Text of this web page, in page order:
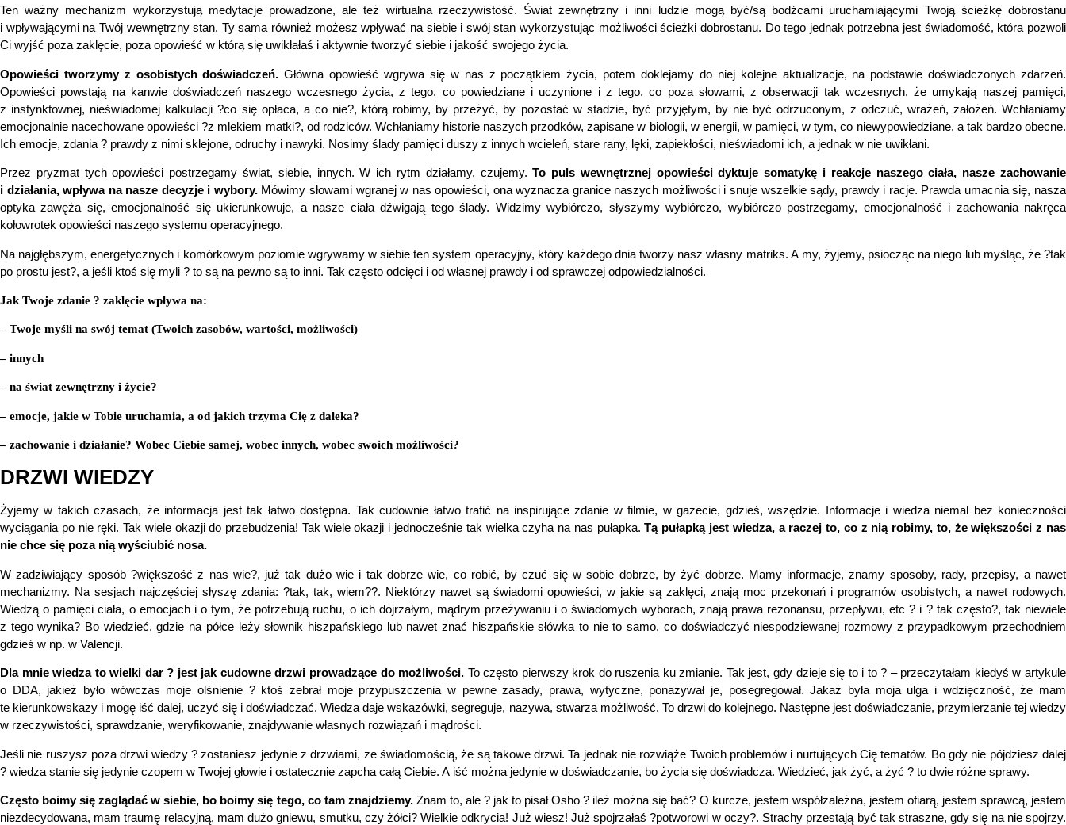
Ten ważny mechanizm wykorzystują medytacje prowadzone, ale też wirtualna rzeczywistość. Świat zewnętrzny i inni ludzie mogą być/są bodźcami uruchamiającymi Twoją ścieżkę dobrostanu
i wpływającymi na Twój wewnętrzny stan. Ty sama również możesz wpływać na siebie i swój stan wykorzystując możliwości ścieżki dobrostanu. Do tego jednak potrzebna jest świadomość, która pozwoli
Ci wyjść poza zaklęcie, poza opowieść w którą się uwikłałaś i aktywnie tworzyć siebie i jakość swojego życia.
Opowieści tworzymy z osobistych doświadczeń. Główna opowieść wgrywa się w nas z początkiem życia, potem doklejamy do niej kolejne aktualizacje, na podstawie doświadczonych zdarzeń.
Opowieści powstają na kanwie doświadczeń naszego wczesnego życia, z tego, co powiedziane i uczynione i z tego, co poza słowami, z obserwacji tak wczesnych, że umykają naszej pamięci,
z instynktownej, nieświadomej kalkulacji ?co się opłaca, a co nie?, którą robimy, by przeżyć, by pozostać w stadzie, być przyjętym, by nie być odrzuconym, z odczuć, wrażeń, założeń. Wchłaniamy
emocjonalnie nacechowane opowieści ?z mlekiem matki?, od rodziców. Wchłaniamy historie naszych przodków, zapisane w biologii, w energii, w pamięci, w tym, co niewypowiedziane, a tak bardzo obecne.
Ich emocje, zdania ? prawdy z nimi sklejone, odruchy i nawyki. Nosimy ślady pamięci duszy z innych wcieleń, stare rany, lęki, zapiekłości, nieświadomi ich, a jednak w nie uwikłani.
Przez pryzmat tych opowieści postrzegamy świat, siebie, innych. W ich rytm działamy, czujemy.To puls wewnętrznej opowieści dyktuje somatykę i reakcje naszego ciała, nasze zachowanie
i działania, wpływa na nasze decyzje i wybory.Mówimy słowami wgranej w nas opowieści, ona wyznacza granice naszych możliwości i snuje wszelkie sądy, prawdy i racje. Prawda umacnia się, nasza
optyka zawęża się, emocjonalność się ukierunkowuje, a nasze ciała dźwigają tego ślady. Widzimy wybiórczo, słyszymy wybiórczo, wybiórczo postrzegamy, emocjonalność i zachowania nakręca
kołowrotek opowieści naszego systemu operacyjnego.
Na najgłębszym, energetycznych i komórkowym poziomie wgrywamy w siebie ten system operacyjny, który każdego dnia tworzy nasz własny matriks. A my, żyjemy, psiocząc na niego lub myśląc, że ?tak
po prostu jest?, a jeśli ktoś się myli ? to są na pewno są to inni. Tak często odcięci i od własnej prawdy i od sprawczej odpowiedzialności.
Jak Twoje zdanie ? zaklęcie wpływa na:
– Twoje myśli na swój temat (Twoich zasobów, wartości, możliwości)
– innych
– na świat zewnętrzny i życie?
– emocje, jakie w Tobie uruchamia, a od jakich trzyma Cię z daleka?
– zachowanie i działanie? Wobec Ciebie samej, wobec innych, wobec swoich możliwości?
DRZWI WIEDZY
Żyjemy w takich czasach, że informacja jest tak łatwo dostępna. Tak cudownie łatwo trafić na inspirujące zdanie w filmie, w gazecie, gdzieś, wszędzie. Informacje i wiedza niemal bez konieczności
wyciągania po nie ręki. Tak wiele okazji do przebudzenia! Tak wiele okazji i jednocześnie tak wielka czyha na nas pułapka.Tą pułapką jest wiedza, a raczej to, co z nią robimy, to, że większości z nas
nie chce się poza nią wyściubić nosa.
W zadziwiający sposób ?większość z nas wie?, już tak dużo wie i tak dobrze wie, co robić, by czuć się w sobie dobrze, by żyć dobrze. Mamy informacje, znamy sposoby, rady, przepisy, a nawet
mechanizmy. Na sesjach najczęściej słyszę zdania: ?tak, tak, wiem??. Niektórzy nawet są świadomi opowieści, w jakie są zaklęci, znają moc przekonań i programów osobistych, a nawet rodowych.
Wiedzą o pamięci ciała, o emocjach i o tym, że potrzebują ruchu, o ich dojrzałym, mądrym przeżywaniu i o świadomych wyborach, znają prawa rezonansu, przepływu, etc ? i ? tak często?, tak niewiele
z tego wynika? Bo wiedzieć, gdzie na półce leży słownik hiszpańskiego lub nawet znać hiszpańskie słówka to nie to samo, co doświadczyć niespodziewanej rozmowy z przypadkowym przechodniem
gdzieś w np. w Valencji.
Dla mnie wiedza to wielki dar ? jest jak cudowne drzwi prowadzące do możliwości. To często pierwszy krok do ruszenia ku zmianie. Tak jest, gdy dzieje się to i to ? – przeczytałam kiedyś w artykule
o DDA, jakież było wówczas moje olśnienie ? ktoś zebrał moje przypuszczenia w pewne zasady, prawa, wytyczne, ponazywał je, posegregował. Jakaż była moja ulga i wdzięczność, że mam
te kierunkowskazy i mogę iść dalej, uczyć się i doświadczać. Wiedza daje wskazówki, segreguje, nazywa, stwarza możliwość. To drzwi do kolejnego. Następne jest doświadczanie, przymierzanie tej wiedzy
w rzeczywistości, sprawdzanie, weryfikowanie, znajdywanie własnych rozwiązań i mądrości.
Jeśli nie ruszysz poza drzwi wiedzy ? zostaniesz jedynie z drzwiami, ze świadomością, że są takowe drzwi. Ta jednak nie rozwiąże Twoich problemów i nurtujących Cię tematów. Bo gdy nie pójdziesz dalej
? wiedza stanie się jedynie czopem w Twojej głowie i ostatecznie zapcha całą Ciebie. A iść można jedynie w doświadczanie, bo życia się doświadcza. Wiedzieć, jak żyć, a żyć ? to dwie różne sprawy.
Często boimy się zaglądać w siebie, bo boimy się tego, co tam znajdziemy.Znam to, ale ? jak to pisał Osho ? ileż można się bać? O kurcze, jestem współzależna, jestem ofiarą, jestem sprawcą, jestem
niezdecydowana, mam traumę relacyjną, mam dużo gniewu, smutku, czy żółci? Wielkie odkrycia! Już wiesz! Już spojrzałaś ?potworowi w oczy?. Strachy przestają być tak straszne, gdy się na nie spojrzy.